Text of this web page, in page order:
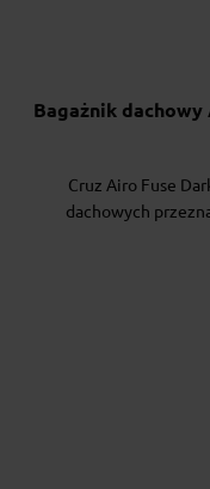
Bagażnik
Cruz Airo Fuse
dachowych